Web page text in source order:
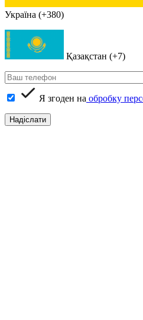
Україна (+380)
Қазақстан (+7)
Я згоден на обробку